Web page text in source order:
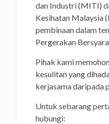
dan Industri (MITI)
Kesihatan Malaysia
pembinaan dalam
Pergerakan
Pihak kami
kesulitan yang
kerjasama daripada
Untuk sebarang
hubungi: